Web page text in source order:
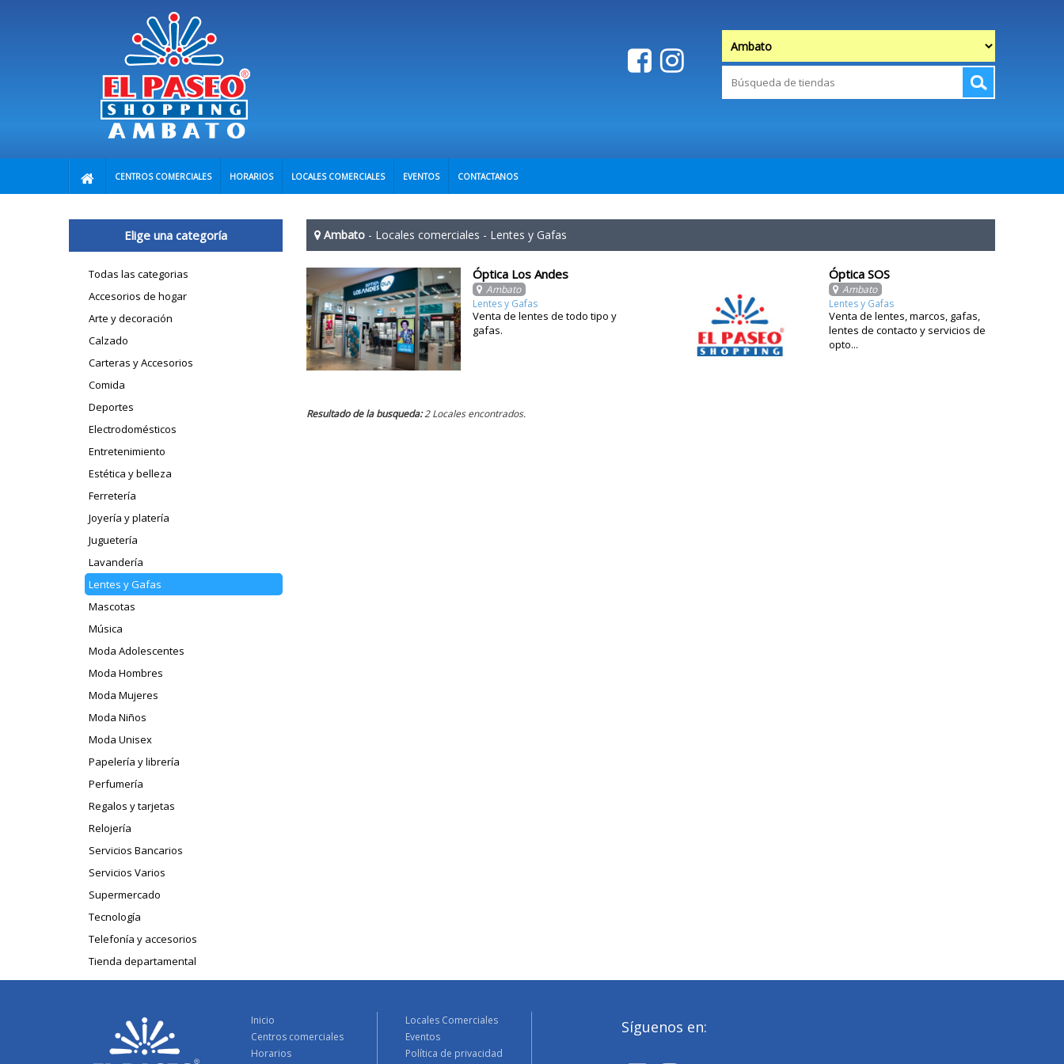
CENTROS COMERCIALES HORARIOS LOCALES COMERCIALES EVENTOS CONTACTANOS
Elige una categoría
Todas las categorias
Accesorios de hogar
Arte y decoración
Calzado
Carteras y Accesorios
Comida
Deportes
Electrodomésticos
Entretenimiento
Estética y belleza
Ferretería
Joyería y platería
Juguetería
Lavandería
Lentes y Gafas
Mascotas
Música
Moda Adolescentes
Moda Hombres
Moda Mujeres
Moda Niños
Moda Unisex
Papelería y librería
Perfumería
Regalos y tarjetas
Relojería
Servicios Bancarios
Servicios Varios
Supermercado
Tecnología
Telefonía y accesorios
Tienda departamental
Ambato - Locales comerciales - Lentes y Gafas
Óptica Los Andes
Ambato
Lentes y Gafas
Venta de lentes de todo tipo y
gafas.
Óptica SOS
Ambato
Lentes y Gafas
Venta de lentes, marcos, gafas,
lentes de contacto y servicios de
opto...
Resultado de la busqueda:2 Locales encontrados.
Inicio
Centros comerciales
Horarios
Locales Comerciales
Eventos
Política de privacidad
Síguenos en: